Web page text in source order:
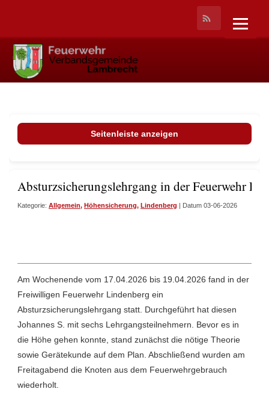
Absturzsicherungslehrgang in der Feuerwehr
Kategorie: Allgemein, Höhensicherung, Lindenberg | Datum 03-06-2026
Am Wochenende vom 17.04.2026 bis 19.04.2026 fand in der
Freiwilligen Feuerwehr Lindenberg ein
Absturzsicherungslehrgang statt. Durchgeführt hat diesen
Johannes S. mit sechs Lehrgangsteilnehmern. Bevor es in
die Höhe gehen konnte, stand zunächst die nötige Theorie
sowie Gerätekunde auf dem Plan. Abschließend wurden am
Freitagabend die Knoten aus dem Feuerwehrgebrauch
wiederholt.
Seitenleiste anzeigen